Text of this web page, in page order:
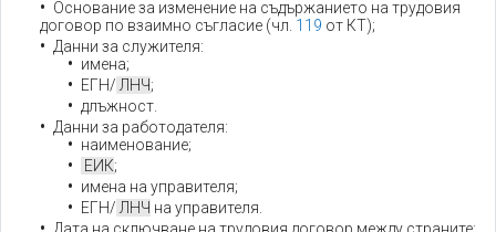
Основание за изменение на съдържанието на трудовия
договор по взаимно съгласие (чл. 119 от КТ);
Данни за служителя:
имена;
ЕГН/ ЛНЧ;
длъжност.
Данни за работодателя:
наименование;
ЕИК;
имена на управителя;
ЕГН/ ЛНЧ на управителя.